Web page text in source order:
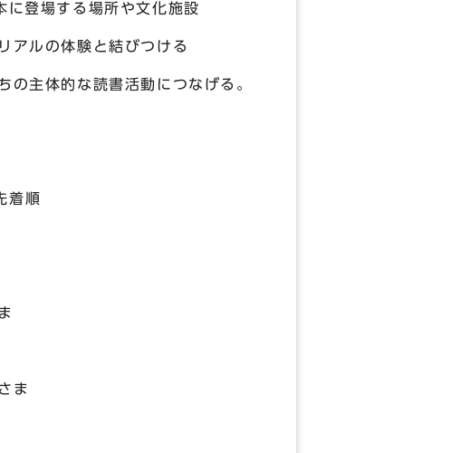
登場する場所や文化施設
の体験と結びつける
的な読書活動につなげる。
順
ま